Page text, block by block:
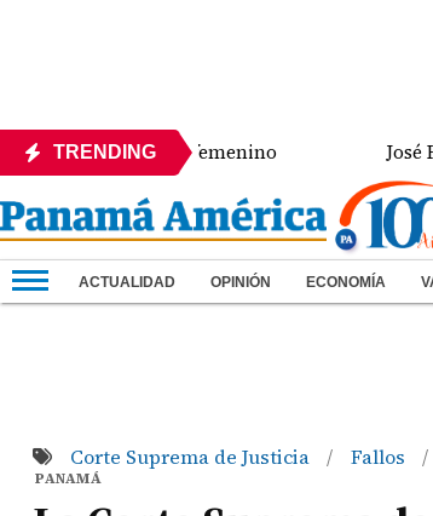
TRENDING
salto largo femenino José
ACTUALIDAD OPINIÓN ECONOMÍA
Corte Suprema de Justicia / Fallos /
PANAMÁ